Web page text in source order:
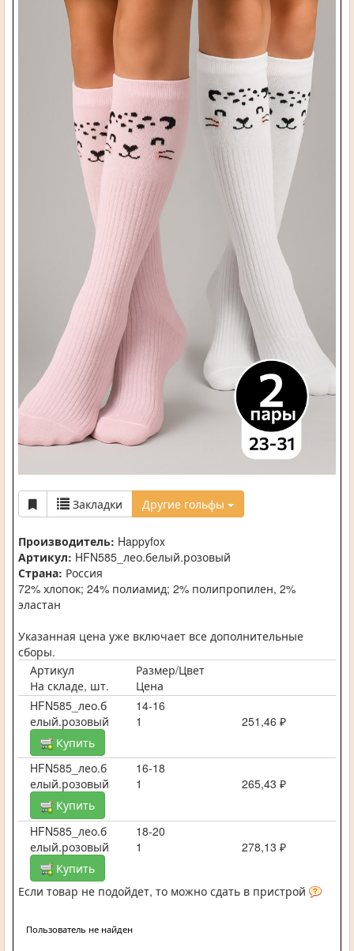
Закладки Другие гольфы
Производитель: Happyfox
Артикул: HFN585_лео.белый.розовый
Страна: Россия
72% хлопок; 24% полиамид; 2% полипропилен, 2%
эластан
Указанная цена уже включает все дополнительные
сборы.
Артикул
Размер/Цвет
На складе, шт.
Цена
HFN585_лео.б
елый.розовый
14-16
1
251,46 ₽
Купить
HFN585_лео.б
елый.розовый
16-18
1
265,43 ₽
Купить
HFN585_лео.б
елый.розовый
18-20
1
278,13 ₽
Купить
Если товар не подойдет, то можно сдать в пристрой
Пользователь не найден